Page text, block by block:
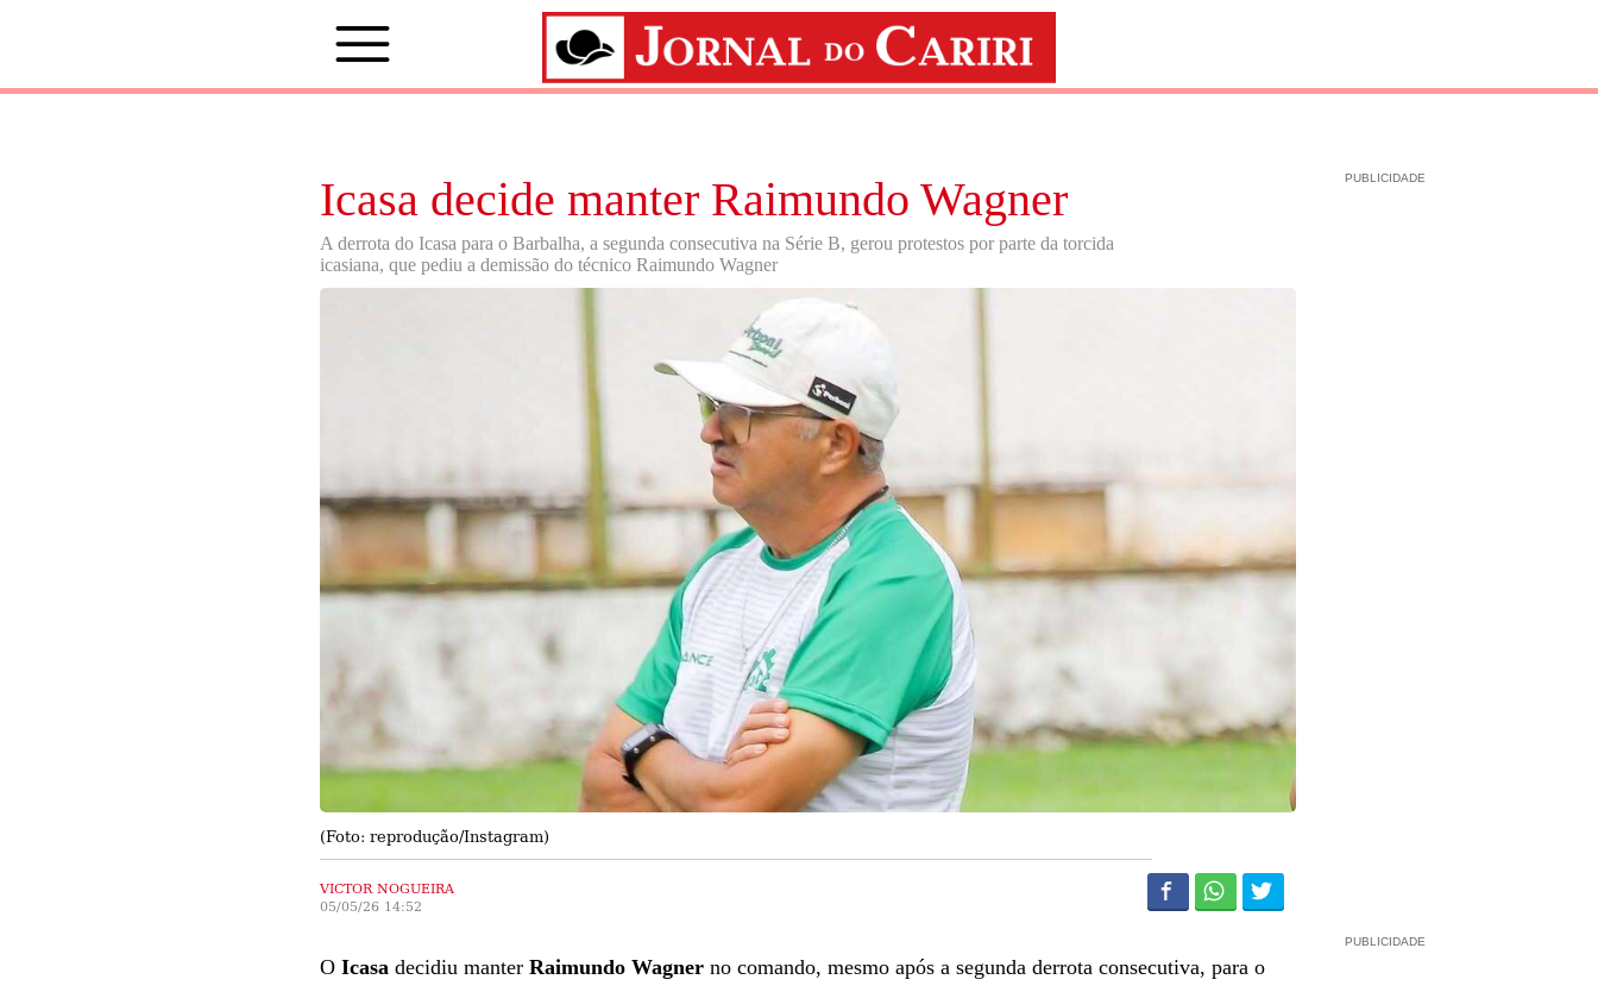
Icasa decide manter Raimundo Wagner
A derrota do Icasa para o Barbalha, a segunda consecutiva na Série B, gerou protestos por parte da torcida
icasiana, que pediu a demissão do técnico Raimundo Wagner
(Foto: reprodução/Instagram)
VICTOR NOGUEIRA
05/05/26 14:52
O Icasa decidiu manter Raimundo Wagnerno comando, mesmo após a segunda derrota consecutiva, para o
PUBLICIDADE
PUBLICIDADE